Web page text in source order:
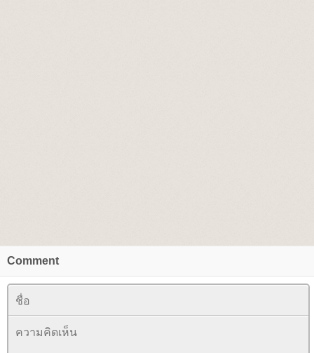
Comment